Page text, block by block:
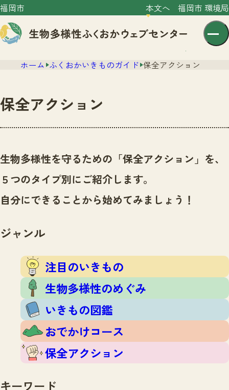
福岡市 本文へ 福岡市 環境局
センター紹介
センター紹介TOP
サイトポリシー
ニュース
ニュースTOP
市の取組み
いきものガイド
注目のいきもの
いきもの図鑑
おでかけコース
保全アクション
調査レポート
調査レポートTOP
調査結果
ふくおかいきものマップ
マッチング
マッチングTOP
掲載申し込みフォーム
お問合せ
ホーム ふくおかいきものガイド 保全アクション
保全アクション
生物多様性を守るための「保全アクション」を、
５つのタイプ別にご紹介します。
自分にできることから始めてみましょう！
ジャンル
注目のいきもの
生物多様性のめぐみ
いきもの図鑑
おでかけコース
保全アクション
キーワード